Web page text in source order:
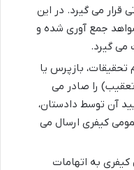
قرار می گیرد. در این
جمع آوری شده و
می گیرد.
تحقیقات، بازپرس یا
تعقیب) را صادر می
آن توسط دادستان،
کیفری ارسال می
کیفری به اتهامات